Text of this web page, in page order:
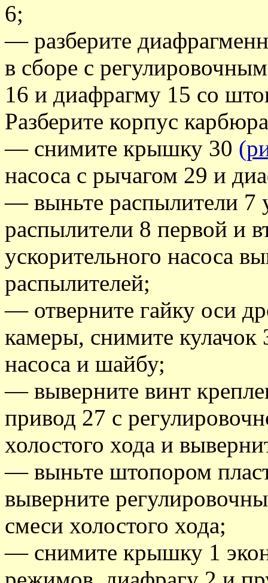
6;
— разберите
в сборе с
16 и диафрагму 15 со
Разберите корпус
— снимите крышку 30
насоса с рычагом 29 и
— выньте распылители 7
распылители 8 первой и
ускорительного насоса
распылителей;
— отверните гайку оси
камеры, снимите кулачок
насоса и шайбу;
— выверните винт
привод 27 с
холостого хода и
— выньте штопором
выверните
смеси холостого хода;
— снимите крышку 1